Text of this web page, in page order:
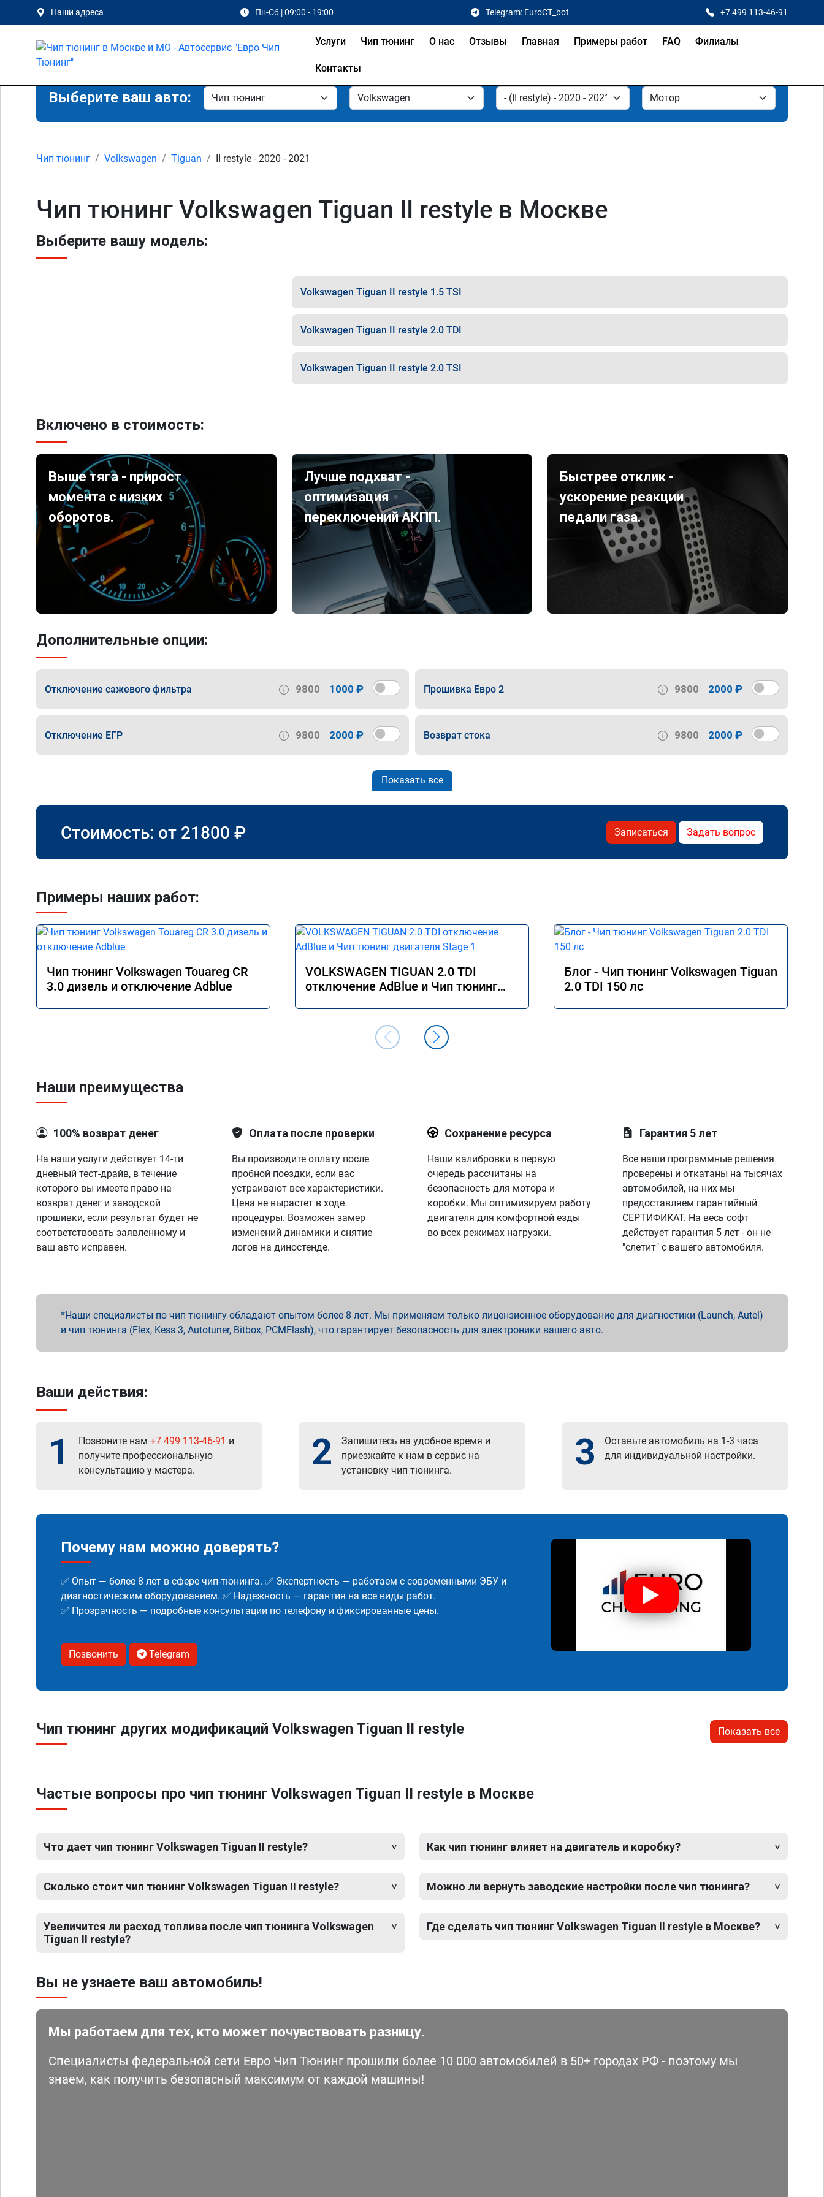
Наши адреса Пн-Сб | 09:00 - 19:00 Telegram: EuroCT_bot +7 499 113-46-91
Услуги Чип тюнинг О нас Отзывы Главная Примеры работ FAQ Филиалы
Контакты
Выберите ваш авто:
Чип тюнинг Volkswagen Tiguan II restyle - 2020 - 2021
Чип тюнинг Volkswagen Tiguan II restyle в Москве
Выберите вашу модель:
Volkswagen Tiguan II restyle 1.5 TSI
Volkswagen Tiguan II restyle 2.0 TDI
Volkswagen Tiguan II restyle 2.0 TSI
Включено в стоимость:
Выше тяга - прирост
момента с низких
оборотов.
Лучше подхват -
оптимизация
переключений АКПП.
Быстрее отклик -
ускорение реакции
педали газа.
Дополнительные опции:
Отключение сажевого фильтра 9800 1000 ₽ Прошивка Евро 2 9800 2000 ₽
Отключение ЕГР 9800 2000 ₽ Возврат стока 9800 2000 ₽
Показать все
Стоимость: от 21800 ₽ Записаться Задать вопрос
Примеры наших работ:
Чип тюнинг Volkswagen Touareg CR
3.0 дизель и отключение Adblue
VOLKSWAGEN TIGUAN 2.0 TDI
отключение AdBlue и Чип тюнинг
Блог - Чип тюнинг Volkswagen Tiguan
2.0 TDI 150 лс
Наши преимущества
100% возврат денег
На наши услуги действует 14-ти
дневный тест-драйв, в течение
которого вы имеете право на
возврат денег и заводской
прошивки, если результат будет не
соответствовать заявленному и
ваш авто исправен.
Оплата после проверки
Вы производите оплату после
пробной поездки, если вас
устраивают все характеристики.
Цена не вырастет в ходе
процедуры. Возможен замер
изменений динамики и снятие
логов на диностенде.
Сохранение ресурса
Наши калибровки в первую
очередь рассчитаны на
безопасность для мотора и
коробки. Мы оптимизируем работу
двигателя для комфортной езды
во всех режимах нагрузки.
Гарантия 5 лет
Все наши программные решения
проверены и откатаны на тысячах
автомобилей, на них мы
предоставляем гарантийный
СЕРТИФИКАТ. На весь софт
действует гарантия 5 лет - он не
"слетит" с вашего автомобиля.
Наши специалисты по чип тюнингу обладают опытом более 8 лет. Мы применяем только лицензионное оборудование для диагностики (Launch, Autel)
и чип тюнинга (Flex, Kess 3, Autotuner, Bitbox, PCMFlash), что гарантирует безопасность для электроники вашего авто.
Ваши действия:
1 Позвоните нам +7 499 113-46-91 и
получите профессиональную
консультацию у мастера.
2
Запишитесь на удобное время и
приезжайте к нам в сервис на
установку чип тюнинга.
3
Оставьте автомобиль на 1-3 часа
для индивидуальной настройки.
Почему нам можно доверять?
✅ Опыт — более 8 лет в сфере чип-тюнинга. ✅ Экспертность — работаем с современными ЭБУ и
диагностическим оборудованием. ✅ Надежность — гарантия на все виды работ.
✅ Прозрачность — подробные консультации по телефону и фиксированные цены.
Позвонить Telegram
Чип тюнинг других модификаций Volkswagen Tiguan II restyle Показать все
Частые вопросы про чип тюнинг Volkswagen Tiguan II restyle в Москве
Что дает чип тюнинг Volkswagen Tiguan II restyle?
Сколько стоит чип тюнинг Volkswagen Tiguan II restyle?
Увеличится ли расход топлива после чип тюнинга Volkswagen
Tiguan II restyle?
Как чип тюнинг влияет на двигатель и коробку?
Можно ли вернуть заводские настройки после чип тюнинга?
Где сделать чип тюнинг Volkswagen Tiguan II restyle в Москве?
Вы не узнаете ваш автомобиль!
Мы работаем для тех, кто может почувствовать разницу.
Специалисты федеральной сети Евро Чип Тюнинг прошили более 10 000 автомобилей в 50+ городах РФ - поэтому мы
знаем, как получить безопасный максимум от каждой машины!